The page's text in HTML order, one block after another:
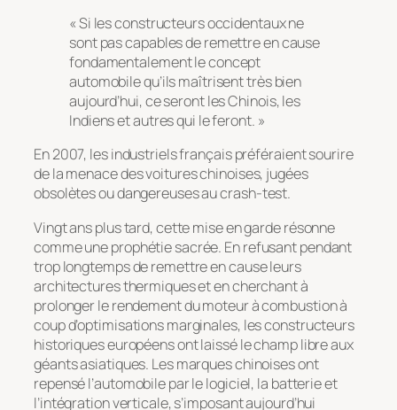
« Si les constructeurs occidentaux ne
sont pas capables de remettre en cause
fondamentalement le concept
automobile qu’ils maîtrisent très bien
aujourd’hui, ce seront les Chinois, les
Indiens et autres qui le feront. »
En 2007, les industriels français préféraient sourire
de la menace des voitures chinoises, jugées
obsolètes ou dangereuses aucrash-test.
Vingt ans plus tard, cette mise en garde résonne
comme une prophétie sacrée. En refusant pendant
trop longtemps de remettre en cause leurs
architectures thermiques et en cherchant à
prolonger le rendement du moteur à combustion à
coup d’optimisations marginales, les constructeurs
historiques européens ont laissé le champ libre aux
géants asiatiques. Les marques chinoises ont
repensé l’automobile par le logiciel, la batterie et
l’intégration verticale, s’imposant aujourd’hui